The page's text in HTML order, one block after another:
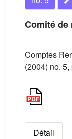
Comité de
Comptes
(2004) no. 5,
Détail